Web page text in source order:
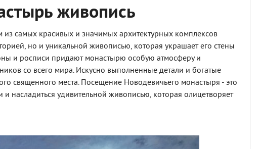
живопись
самых красивых и значимых архитектурных комплексов
но и уникальной живописью, которая украшает его стены
и росписи придают монастырю особую атмосферу и
со всего мира. Искусно выполненные детали и богатые
священного места. Посещение Новодевичьего монастыря - это
и насладиться удивительной живописью, которая олицетворяет